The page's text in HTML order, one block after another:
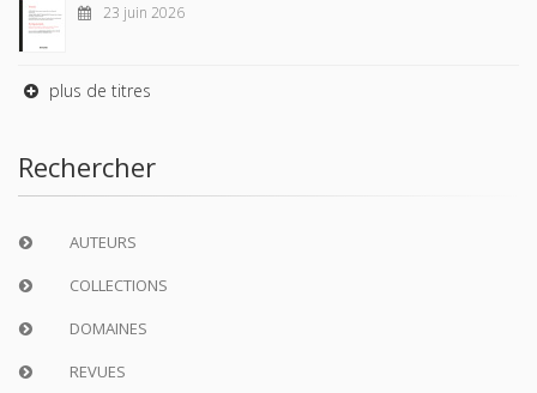
23 juin 2026
plus de titres
Rechercher
AUTEURS
COLLECTIONS
DOMAINES
REVUES